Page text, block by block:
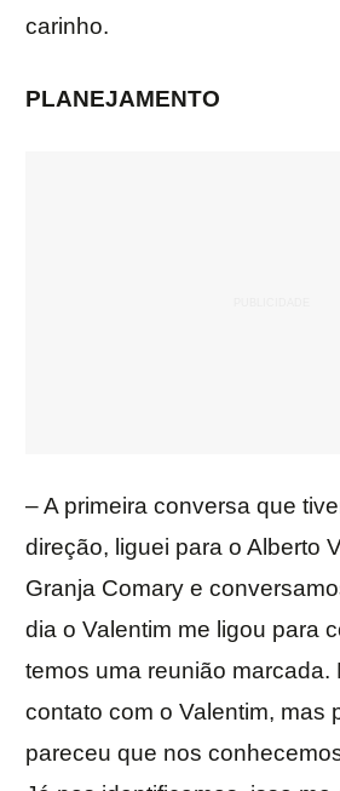
carinho.
PLANEJAMENTO
– A primeira conversa que
direção, liguei para o Alberto
Granja Comary e
dia o Valentim me ligou para
temos uma reunião marcada.
contato com o Valentim, mas
pareceu que nos